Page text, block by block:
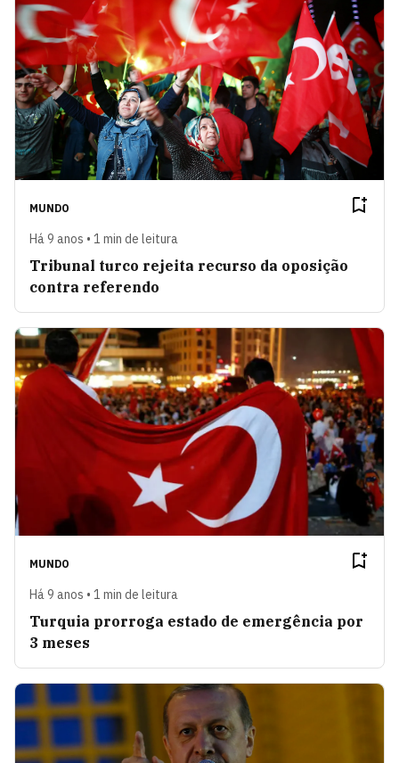
MUNDO
Há 9 anos • 1 min de leitura
Tribunal turco rejeita recurso da oposição
contra referendo
MUNDO
Há 9 anos • 1 min de leitura
Turquia prorroga estado de emergência por
3 meses